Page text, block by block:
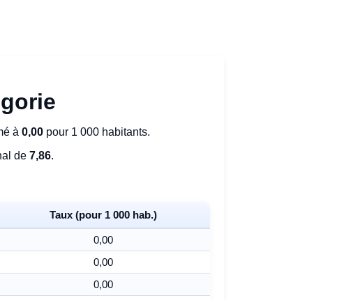
à 0,00 pour 1 000 habitants.
de 7,86.
Taux (pour 1 000 hab.)
0,00
0,00
0,00